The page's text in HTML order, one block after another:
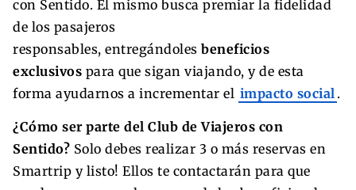
con Sentido. El mismo busca premiar la fidelidad
de los pasajeros
responsables, entregándoles beneficios
exclusivos para que sigan viajando, y de esta
forma ayudarnos a incrementar el impacto social .
¿Cómo ser parte del Club de Viajeros con
Sentido? Solo debes realizar 3 o más reservas en
Smartrip y listo! Ellos te contactarán para que